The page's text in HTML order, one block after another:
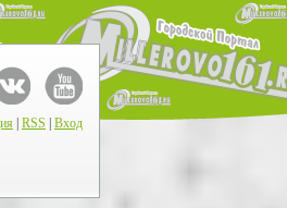
RSS Вход